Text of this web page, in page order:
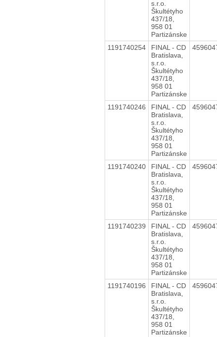
s.r.o.
Škultétyho
437/18,
958 01
Partizánske
1191740254
FINAL - CD
Bratislava,
s.r.o.
Škultétyho
437/18,
958 01
Partizánske
1191740246
FINAL - CD
Bratislava,
s.r.o.
Škultétyho
437/18,
958 01
Partizánske
1191740240
FINAL - CD
Bratislava,
s.r.o.
Škultétyho
437/18,
958 01
Partizánske
1191740239
FINAL - CD
Bratislava,
s.r.o.
Škultétyho
437/18,
958 01
Partizánske
1191740196
FINAL - CD
Bratislava,
s.r.o.
Škultétyho
437/18,
958 01
Partizánske